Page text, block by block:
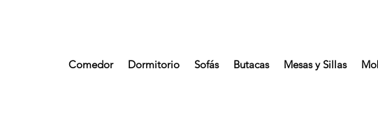
Comedor Dormitorio Sofás Butacas Mesas y Sillas